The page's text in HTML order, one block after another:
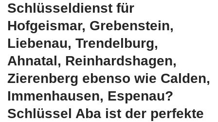
Schlüsseldienst für
Hofgeismar, Grebenstein,
Liebenau, Trendelburg,
Ahnatal, Reinhardshagen,
Zierenberg ebenso wie Calden,
Immenhausen, Espenau?
Schlüssel Aba ist der perfekte